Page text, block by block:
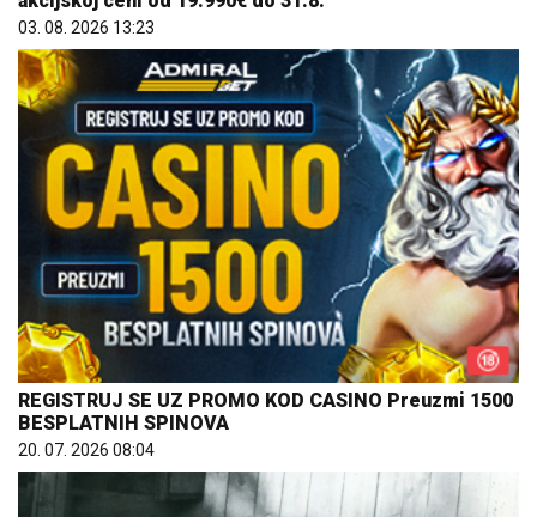
03. 08. 2026 13:23
REGISTRUJ SE UZ PROMO KOD CASINO Preuzmi 1500
BESPLATNIH SPINOVA
20. 07. 2026 08:04